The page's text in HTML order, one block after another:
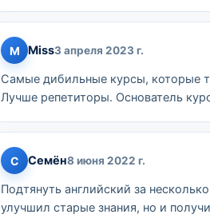
M Miss3 апреля 2023 г.
Самые дибильные курсы, которые
Лучше репетиторы. Основатель
С Семён8 июня 2022 г.
Подтянуть английский за
улучшил старые знания, но и